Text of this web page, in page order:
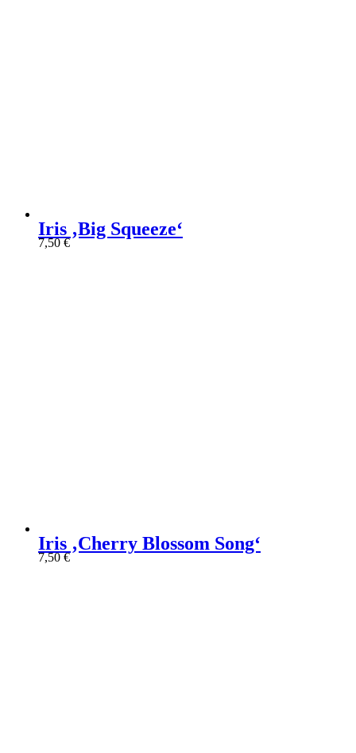
Iris ‚Big Squeeze‘
7,50€
Iris ‚Cherry Blossom Song‘
7,50€